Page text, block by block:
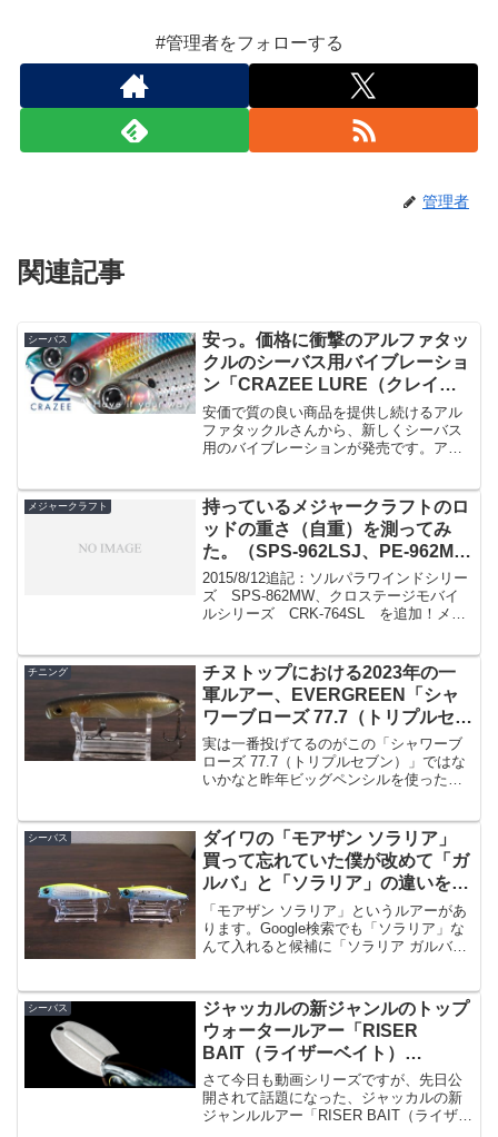
#管理者をフォローする
管理者
関連記事
シーバス
安っ。価格に衝撃のアルファタッ
クルのシーバス用バイブレーショ
ン「CRAZEE LURE（クレイジ
ールアー）」
安価で質の良い商品を提供し続けるアル
ファタックルさんから、新しくシーバス
用のバイブレーションが発売です。アル
安い！です。マジかと。バイブレーショ
ンはボトムを引くとか障害...
メジャークラフト
持っているメジャークラフトのロ
ッドの重さ（自重）を測ってみ
た。（SPS-962LSJ、PE-962M、
PE-782LL、KGE-892M、SPS-
862MW、CRK-764SL）
2015/8/12追記：ソルパラワインドシリー
ズ SPS-862MW、クロステージモバイ
ルシリーズ CRK-764SL を追加！メジ
でも分かりません。ネットで探してい
る...
チニング
チヌトップにおける2023年の一
軍ルアー、EVERGREEN「シャ
ワーブローズ 77.7（トリプルセブ
ン）」のインプレ
実は一番投げてるのがこの「シャワーブ
ローズ 77.7（トリプルセブン）」ではな
いかなと昨年ビッグペンシルを使ったシ
ッグママ」というペンシルポッパーでし
た。そちらは過去...
シーバス
ダイワの「モアザン ソラリア」
買って忘れていた僕が改めて「ガ
ルバ」と「ソラリア」の違いを復
習する
「モアザン ソラリア」というルアーがあ
ります。Google検索でも「ソラリア」な
んて入れると候補に「ソラリア ガルバ」
べてみるとこんな感じ。こう見ると意外
と違いますね。...
シーバス
ジャッカルの新ジャンルのトップ
ウォータールアー「RISER
BAIT（ライザーベイト）
008/004」の動画公開！
さて今日も動画シリーズですが、先日公
開されて話題になった、ジャッカルの新
ジャンルルアー「RISER BAIT（ライザー